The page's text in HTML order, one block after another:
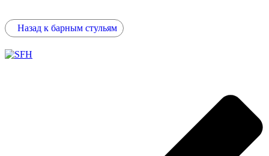
Назад к барным стульям